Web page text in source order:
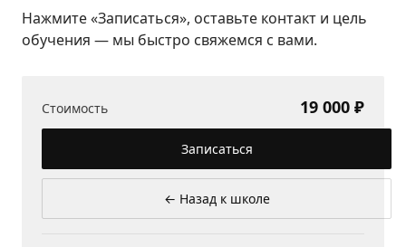
Нажмите «Записаться», оставьте контакт и цель
обучения — мы быстро свяжемся с вами.
Стоимость 19 000 ₽
Записаться
← Назад к школе